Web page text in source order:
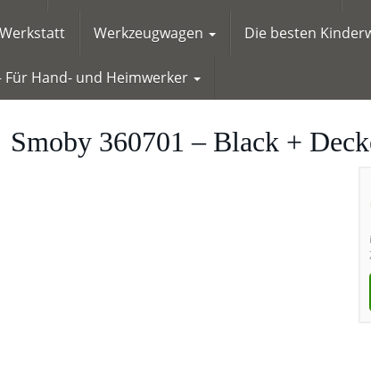
Werkzeugwagen Die besten
Für Hand- und Heimwerker
Smoby 360701 – Black +